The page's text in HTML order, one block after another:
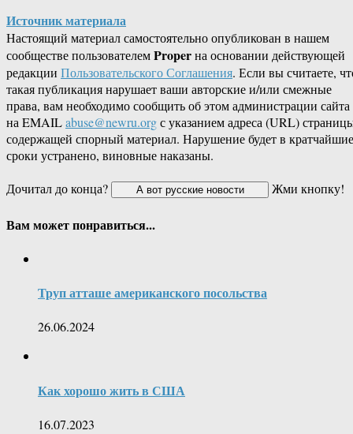
Источник материала
Настоящий материал самостоятельно опубликован в нашем
сообществе пользователемProperна основании действующей
редакции Пользовательского Соглашения. Если вы считаете,
такая публикация нарушает ваши авторские и/или смежные
права, вам необходимо сообщить об этом администрации сайта
на EMAILabuse@newru.orgс указанием адреса (URL)
содержащей спорный материал. Нарушение будет в кратчайшие
сроки устранено, виновные наказаны.
Дочитал до конца?
Жми кнопку!
Вам может понравиться...
Труп атташе американского посольства
26.06.2024
Как хорошо жить в США
16.07.2023